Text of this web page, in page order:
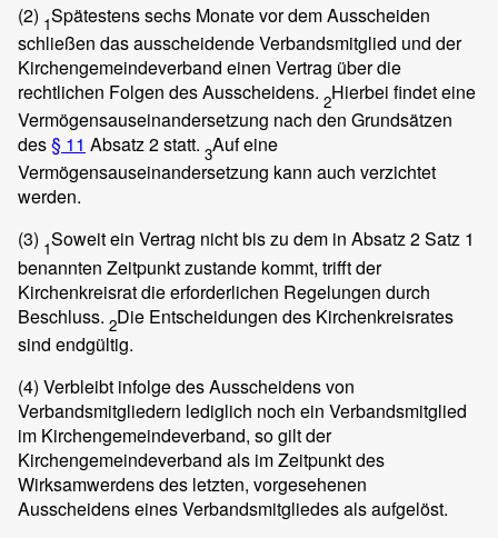
(2) 1Spätestens sechs Monate vor dem Ausscheiden
schließen das ausscheidende Verbandsmitglied und der
Kirchengemeindeverband einen Vertrag über die
rechtlichen Folgen des Ausscheidens. 2Hierbei findet eine
Vermögensauseinandersetzung nach den Grundsätzen
des§ 11 Absatz 2 statt. 3Auf eine
Vermögensauseinandersetzung kann auch verzichtet
werden.
(3) 1Soweit ein Vertrag nicht bis zu dem in Absatz 2 Satz 1
benannten Zeitpunkt zustande kommt, trifft der
Kirchenkreisrat die erforderlichen Regelungen durch
Beschluss. 2Die Entscheidungen des Kirchenkreisrates
sind endgültig.
(4) Verbleibt infolge des Ausscheidens von
Verbandsmitgliedern lediglich noch ein Verbandsmitglied
im Kirchengemeindeverband, so gilt der
Kirchengemeindeverband als im Zeitpunkt des
Wirksamwerdens des letzten, vorgesehenen
Ausscheidens eines Verbandsmitgliedes als aufgelöst.